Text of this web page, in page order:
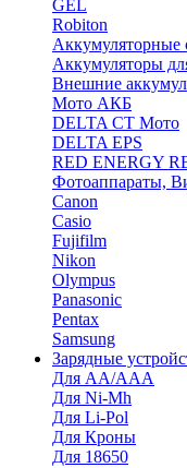
GEL
Robiton
Аккумуляторные
Аккумуляторы
Внешние
Мото АКБ
DELTA CT Мото
DELTA EPS
RED ENERGY
Фотоаппараты,
Canon
Casio
Fujifilm
Nikon
Olympus
Panasonic
Pentax
Samsung
Зарядные
Для AA/AAA
Для Ni-Mh
Для Li-Pol
Для Кроны
Для 18650